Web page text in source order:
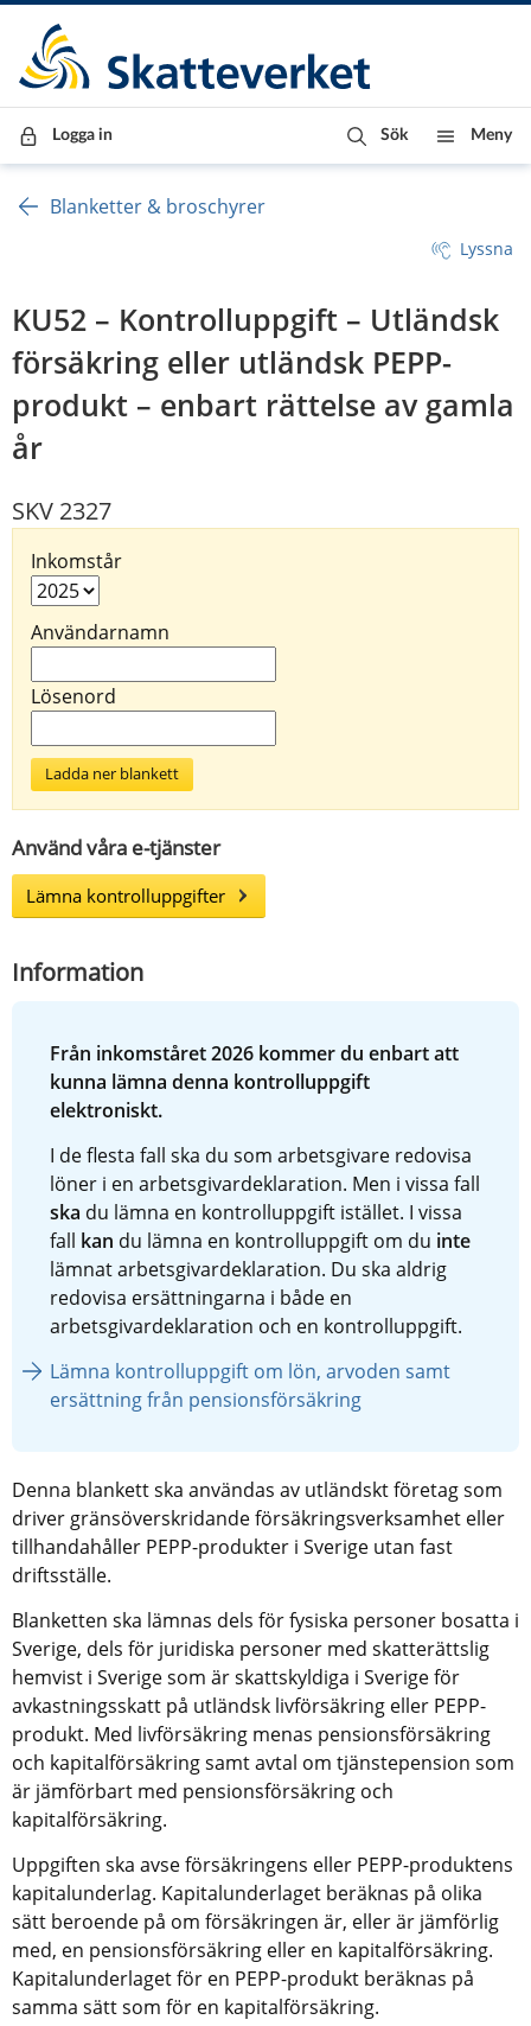
Till innehåll
Till navigationen
Till chattrobot
Logga in Sök Meny
Blanketter & broschyrer
Lyssna
KU52 – Kontrolluppgift – Utländsk
försäkring eller utländsk PEPP-
produkt – enbart rättelse av gamla
år
SKV 2327
Inkomstår
Användarnamn
Lösenord
Ladda ner blankett
Använd våra e-tjänster
Lämna kontrolluppgifter
Information
Från inkomståret 2026 kommer du enbart att
kunna lämna denna kontrolluppgift
elektroniskt.
I de flesta fall ska du som arbetsgivare redovisa
ska du lämna en kontrolluppgift istället. I vissa
fall kan du lämna en kontrolluppgift om du inte
lämnat arbetsgivardeklaration. Du ska aldrig
redovisa ersättningarna i både en
arbetsgivardeklaration och en kontrolluppgift.
Lämna kontrolluppgift om lön, arvoden samt
ersättning från pensionsförsäkring
Denna blankett ska användas av utländskt företag som
driver gränsöverskridande försäkringsverksamhet eller
tillhandahåller PEPP-produkter i Sverige utan fast
driftsställe.
Blanketten ska lämnas dels för fysiska personer bosatta i
Sverige, dels för juridiska personer med skatterättslig
hemvist i Sverige som är skattskyldiga i Sverige för
avkastningsskatt på utländsk livförsäkring eller PEPP-
produkt. Med livförsäkring menas pensionsförsäkring
och kapitalförsäkring samt avtal om tjänstepension som
är jämförbart med pensionsförsäkring och
kapitalförsäkring.
Uppgiften ska avse försäkringens eller PEPP-produktens
kapitalunderlag. Kapitalunderlaget beräknas på olika
sätt beroende på om försäkringen är, eller är jämförlig
med, en pensionsförsäkring eller en kapitalförsäkring.
Kapitalunderlaget för en PEPP-produkt beräknas på
samma sätt som för en kapitalförsäkring.